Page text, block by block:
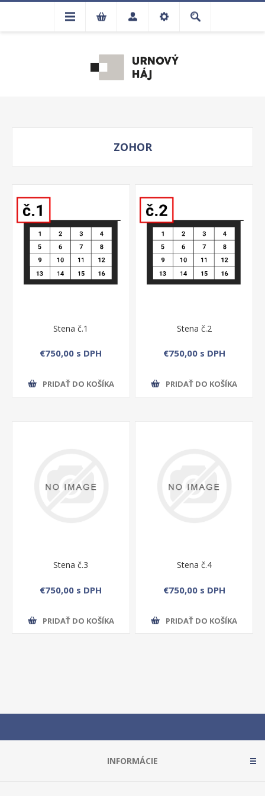
ZOHOR
Stena č.1
€750,00 s DPH
PRIDAŤ DO KOŠÍKA
Stena č.2
€750,00 s DPH
PRIDAŤ DO KOŠÍKA
Stena č.3
€750,00 s DPH
PRIDAŤ DO KOŠÍKA
Stena č.4
€750,00 s DPH
PRIDAŤ DO KOŠÍKA
INFORMÁCIE